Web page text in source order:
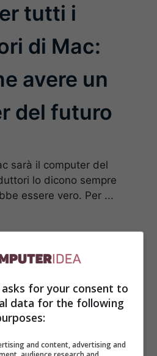
tutti i
di Mac:
avere un
del futuro
sarà il computer del
lo dicono sempre
essere vero. Per ...
for your consent to
data for the following
and content, advertising and